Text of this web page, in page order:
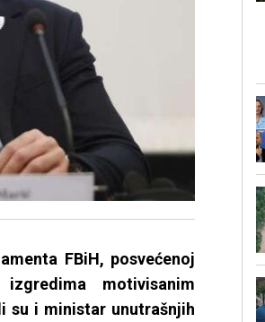
FBiH, posvećenoj
motivisanim
su i ministar unutrašnjih